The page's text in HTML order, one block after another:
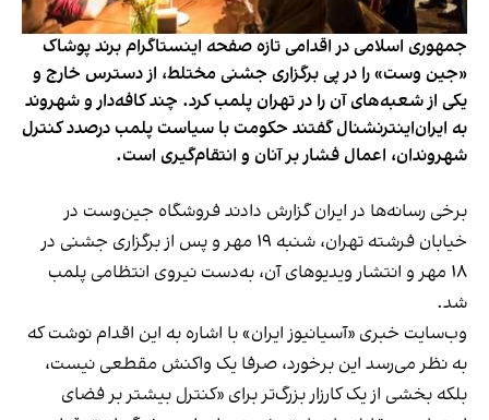
جمهوری اسلامی در اقدامی تازه صفحه اینستاگرام برند پوشاک
«جین وست» را در پی برگزاری جشنی مختلط، از دسترس خارج و
یکی از شعبه‌های آن را در تهران پلمب کرد. چند کافه‌‌دار و شهروند
به ایران‌اینترنشنال گفتند حکومت با سیاست پلمب درصدد کنترل
شهروندان، اعمال فشار بر آنان و انتقام‌گیری است.
برخی رسانه‌ها در ایران گزارش دادند فروشگاه جین‌وست در
خیابان فرشته تهران، شنبه ۱۹ مهر و پس از برگزاری جشنی در
۱۸ مهر و انتشار ویدیوهای آن، به‌دست نیروی انتظامی پلمب
شد.
وب‌سایت خبری «آسیانیوز ایران» با اشاره به این اقدام نوشت که
به نظر می‌رسد این برخورد، صرفا یک واکنش مقطعی نیست،
بلکه بخشی از یک کارزار بزرگ‌تر برای «کنترل بیشتر بر فضای